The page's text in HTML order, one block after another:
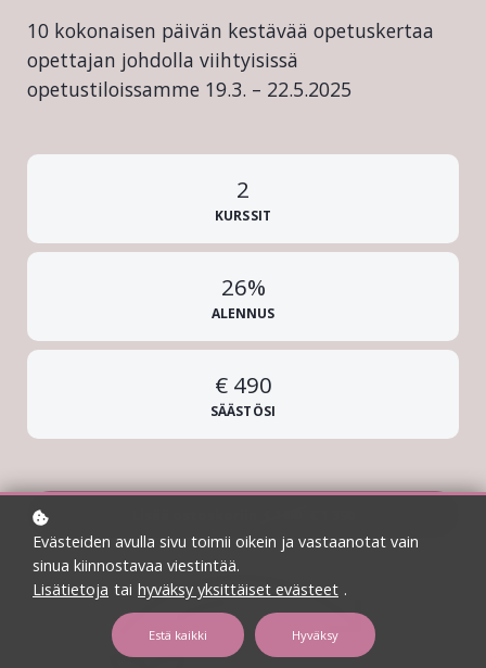
10 kokonaisen päivän kestävää opetuskertaa
opettajan johdolla viihtyisissä
opetustiloissamme 19.3. – 22.5.2025
2
KURSSIT
26%
ALENNUS
€ 490
SÄÄSTÖSI
Evästeiden avulla sivu toimii oikein ja vastaanotat vain
sinua kiinnostavaa viestintää.
Lisätietoja tai hyväksy yksittäiset evästeet .
Estä kaikki Hyväksy